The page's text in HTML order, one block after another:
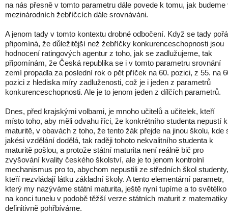
na nás přesně v tomto parametru dále povede k tomu, jak budeme
mezinárodních žebříčcích dále srovnáváni.
A jenom tady v tomto kontextu drobné odbočení. Když se tady
připomíná, že důležitější než žebříčky konkurenceschopnosti jsou
hodnocení ratingových agentur z toho, jak se zadlužujeme, tak
připomínám, že Česká republika se i v tomto parametru srovnání
zemí propadla za poslední rok o pět příček na 60. pozici, z 55. na
pozici z hlediska míry zadluženosti, což je i jeden z parametrů
konkurenceschopnosti. Ale je to jenom jeden z dílčích parametrů.
Dnes, před krajskými volbami, je mnoho učitelů a učitelek, kteří
místo toho, aby měli odvahu říci, že konkrétního studenta nepustí k
maturitě, v obavách z toho, že tento žák přejde na jinou školu, kde
jakési vzdělání dodělá, tak raději tohoto nekvalitního studenta k
maturitě pošlou, a protože státní maturita není reálně bič pro
zvyšování kvality českého školství, ale je to jenom kontrolní
mechanismus pro to, abychom nepustili ze středních škol studenty,
kteří nezvládají látku základní školy. A tento elementární parametr,
který my nazýváme státní maturita, ještě nyní tupíme a to světélko
na konci tunelu v podobě těžší verze státních maturit z matematiky
definitivně pohřbíváme.